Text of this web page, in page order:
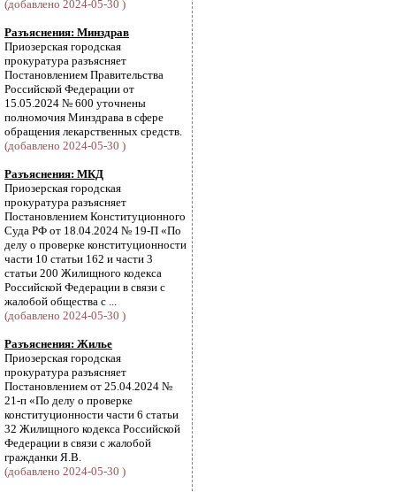
(добавлено 2024-05-30 )
Разъяснения: Минздрав
Приозерская городская
прокуратура разъясняет
Постановлением Правительства
Российской Федерации от
15.05.2024 № 600 уточнены
полномочия Минздрава в сфере
обращения лекарственных средств.
(добавлено 2024-05-30 )
Разъяснения: МКД
Приозерская городская
прокуратура разъясняет
Постановлением Конституционного
Суда РФ от 18.04.2024 № 19-П «По
делу о проверке конституционности
части 10 статьи 162 и части 3
статьи 200 Жилищного кодекса
Российской Федерации в связи с
жалобой общества с ...
(добавлено 2024-05-30 )
Разъяснения: Жилье
Приозерская городская
прокуратура разъясняет
Постановлением от 25.04.2024 №
21-п «По делу о проверке
конституционности части 6 статьи
32 Жилищного кодекса Российской
Федерации в связи с жалобой
гражданки Я.В.
(добавлено 2024-05-30 )